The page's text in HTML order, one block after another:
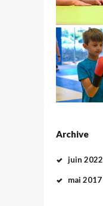
Archive
juin 2022
mai 2017